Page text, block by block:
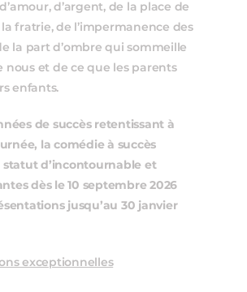
d’argent, de la place de
fratrie, de l’impermanence des
la part d’ombre qui sommeille
nous et de ce que les parents
enfants.
de succès retentissant à
la comédie à succès
d’incontournable et
dès le 10 septembre 2026
jusqu’au 30 janvier
exceptionnelles